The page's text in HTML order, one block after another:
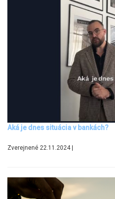
Aká je dnes situácia v bankách?
Zverejnené 22.11.2024 |